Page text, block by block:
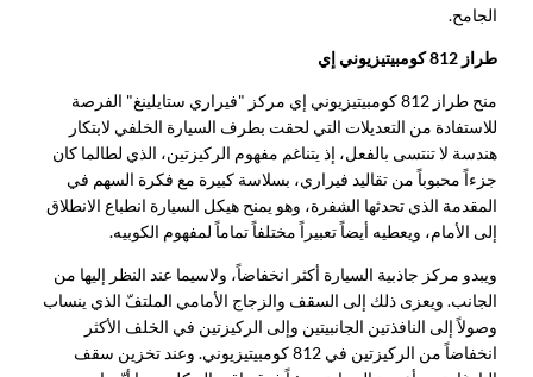
الجامح.
طراز 812 كومبيتيزيوني إي
منح طراز 812 كومبيتيزيوني إي مركز "فيراري ستايلينغ" الفرصة
للاستفادة من التعديلات التي لحقت بطرف السيارة الخلفي لابتكار
هندسة لا تنتسى بالفعل، إذ يتناغم مفهوم الركيزتين، الذي لطالما كان
جزءاً محبوباً من تقاليد فيراري، بسلاسة كبيرة مع فكرة السهم في
المقدمة الذي تحدثها الشفرة، وهو يمنح هيكل السيارة انطباع الانطلاق
إلى الأمام، ويعطيه أيضاً تعبيراً مختلفاً تماماً لمفهوم الكوبيه.
ويبدو مركز جاذبية السيارة أكثر انخفاضاً، ولاسيما عند النظر إليها من
الجانب. ويعزى ذلك إلى السقف والزجاج الأمامي الملتفّ الذي ينساب
وصولاً إلى النافذتين الجانبيتين وإلى الركيزتين في الخلف الأكثر
انخفاضاً من الركيزتين في 812 كومبيتيزيوني. وعند تخزين سقف